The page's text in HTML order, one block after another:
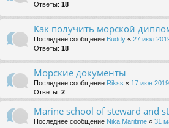
Ответы: 18
Как получить морской
Последнее сообщение Buddy « 27 июл
Ответы: 18
Морские документы
Последнее сообщение Rikss « 17 июн
Ответы: 2
Marine school of steward and
Последнее сообщение Nika Maritime « 31